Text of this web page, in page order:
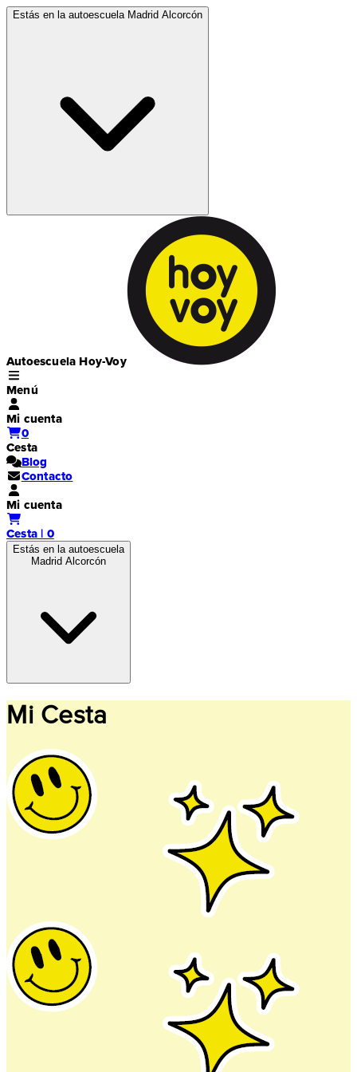
Estás en la autoescuela Madrid Alcorcón
Autoescuela Hoy-Voy
Menú
Mi cuenta
0
Cesta
Blog
Contacto
Mi cuenta
Cesta | 0
Estás en la autoescuela
Madrid Alcorcón
Mi Cesta